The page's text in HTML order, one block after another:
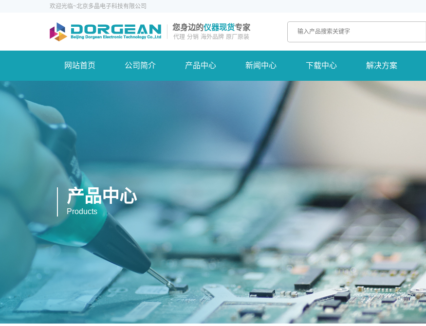
欢迎光临~北京多晶电子科技有限公司
您身边的仪器现货专家
代理 分销 海外品牌 原厂原装
网站首页 公司简介 产品中心 新闻中心 下载中心 解决方案
产品中心
Products